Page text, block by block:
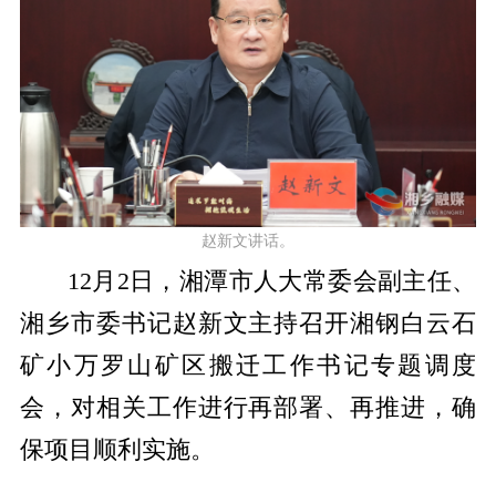
赵新文讲话。
12月2日，湘潭市人大常委会副主任、
湘乡市委书记赵新文主持召开湘钢白云石
矿小万罗山矿区搬迁工作书记专题调度
会，对相关工作进行再部署、再推进，确
保项目顺利实施。